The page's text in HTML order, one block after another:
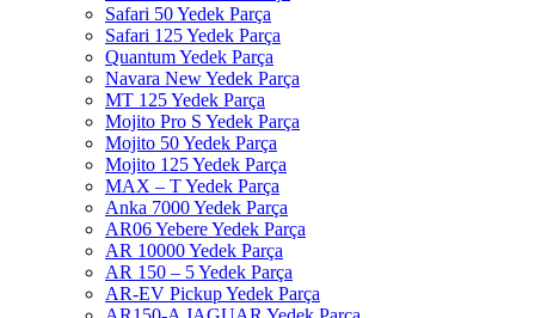
Safari 50 Yedek Parça
Safari 125 Yedek Parça
Quantum Yedek Parça
Navara New Yedek Parça
MT 125 Yedek Parça
Mojito Pro S Yedek Parça
Mojito 50 Yedek Parça
Mojito 125 Yedek Parça
MAX – T Yedek Parça
Anka 7000 Yedek Parça
AR06 Yebere Yedek Parça
AR 10000 Yedek Parça
AR 150 – 5 Yedek Parça
AR-EV Pickup Yedek Parça